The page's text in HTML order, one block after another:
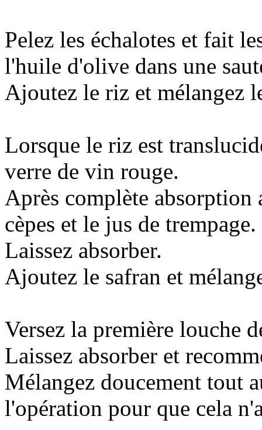
Pelez les échalotes et fait
l'huile d'olive dans une
Ajoutez le riz et mélangez
Lorsque le riz est
verre de vin rouge.
Après complète absorption
cèpes et le jus de trempage.
Laissez absorber.
Ajoutez le safran et
Versez la première louche
Laissez absorber et
Mélangez doucement tout
l'opération pour que cela